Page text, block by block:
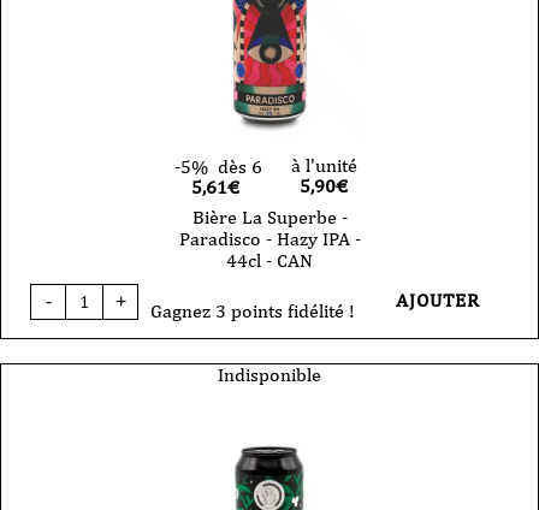
-5% dès 6
5,61€
à l'unité
5,90€
Bière La Superbe -
Paradisco - Hazy IPA -
44cl - CAN
-
quantité
de
Superbe
+ Gagnez 3 points fidélité ! AJOUTER
Indisponible